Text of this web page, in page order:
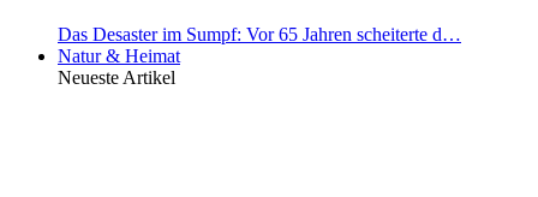
Das Desaster im Sumpf: Vor 65 Jahren scheiterte d…
Natur & Heimat
Neueste Artikel